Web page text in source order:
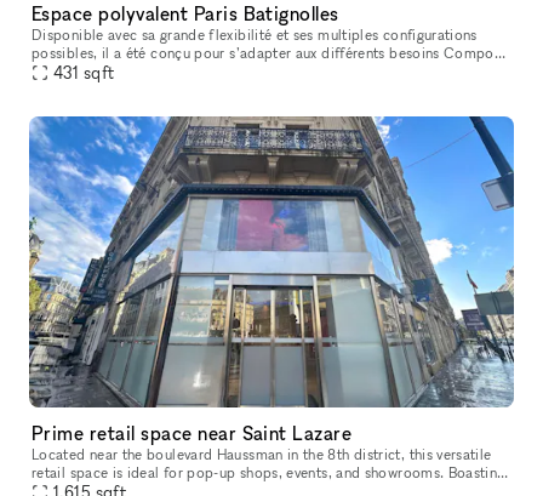
Espace polyvalent Paris Batignolles
Disponible avec sa grande flexibilité et ses multiples configurations
possibles, il a été conçu pour s’adapter aux différents besoins Composé
d’un showroom avec vitrine sur rue et un bar/caisse cen
431 sqft
Prime retail space near Saint Lazare
Located near the boulevard Haussman in the 8th district, this versatile
retail space is ideal for pop-up shops, events, and showrooms. Boasting
high foot traffic and a prime position in front of the
1,615 sqft